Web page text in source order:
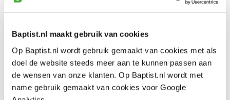
Baptist.nl maakt gebruik van cookies
Op Baptist.nl wordt gebruik gemaakt van cookies met als
doel de website steeds meer aan te kunnen passen aan
de wensen van onze klanten. Op Baptist.nl wordt met
name gebruik gemaakt van cookies voor Google
€ 17,15 inkl. MwSt
Auf Lager
Vergleich
Rapid nieten type 53, 14 mm, 5000 stuks